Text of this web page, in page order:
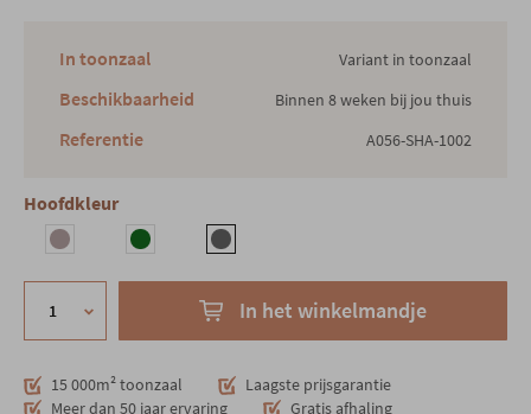
In toonzaal Variant in toonzaal
Beschikbaarheid Binnen 8 weken bij jou thuis
Referentie A056-SHA-1002
Hoofdkleur
In het winkelmandje
15 000m² toonzaal
Laagste prijsgarantie
Meer dan 50 jaar ervaring
Gratis afhaling